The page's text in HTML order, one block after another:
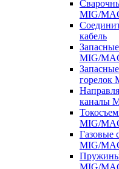
MIG/
кабель
MIG/
горелок
каналы
MIG/
Газовые
MIG/
Пружины
MIG/